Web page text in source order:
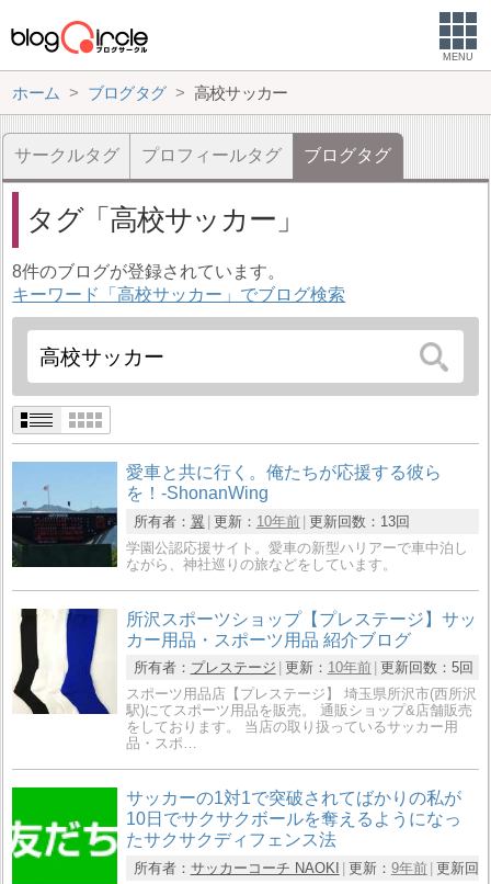
MENU
ホーム ブログタグ 高校サッカー
サークルタグ プロフィールタグ ブログタグ
タグ 高校サッカー
8件のブログが登録されています。
キーワード「高校サッカー」でブログ検索
愛車と共に行く。俺たちが応援する彼ら
を！-ShonanWing
所有者： 翼 更新： 10年前 更新回数： 13回
学園公認応援サイト。愛車の新型ハリアーで車中泊し
ながら、神社巡りの旅などをしています。
所沢スポーツショップ【プレステージ】サッ
カー用品・スポーツ用品 紹介ブログ
所有者： プレステージ 更新： 10年前 更新回数： 5回
スポーツ用品店【プレステージ】 埼玉県所沢市(西所沢
駅)にてスポーツ用品を販売。 通販ショップ&店舗販売
をしております。 当店の取り扱っているサッカー用
品・スポ…
サッカーの1対1で突破されてばかりの私が
10日でサクサクボールを奪えるようになっ
たサクサクディフェンス法
所有者： サッカーコーチ NAOKI 更新： 9年前 更新回